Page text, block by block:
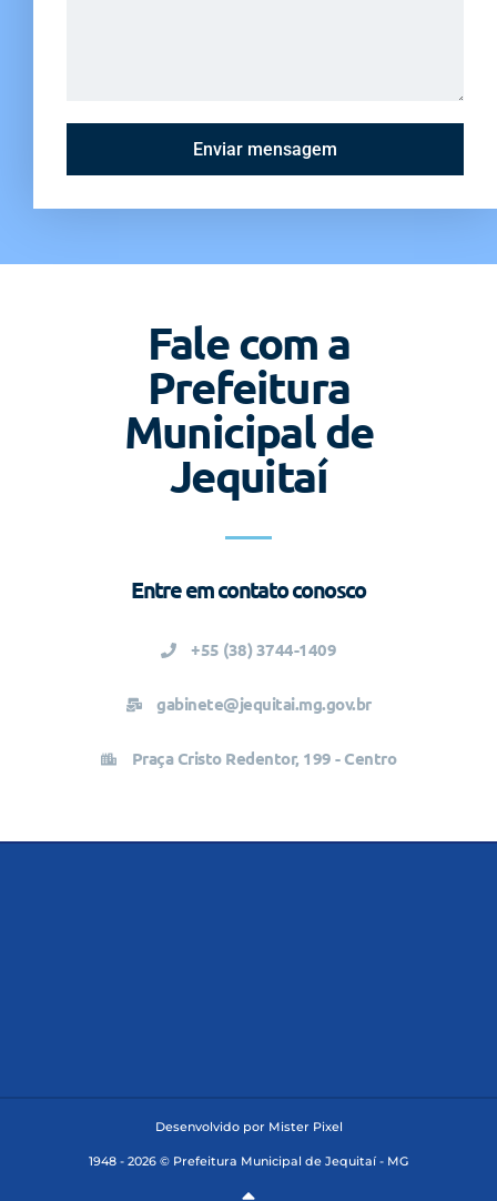
Enviar mensagem
Fale com a
Prefeitura
Municipal de
Jequitaí
Entre em contato conosco
+55 (38) 3744-1409
gabinete@jequitai.mg.gov.br
Praça Cristo Redentor, 199 - Centro
Desenvolvido por Mister Pixel
1948 - 2026 © Prefeitura Municipal de Jequitaí - MG